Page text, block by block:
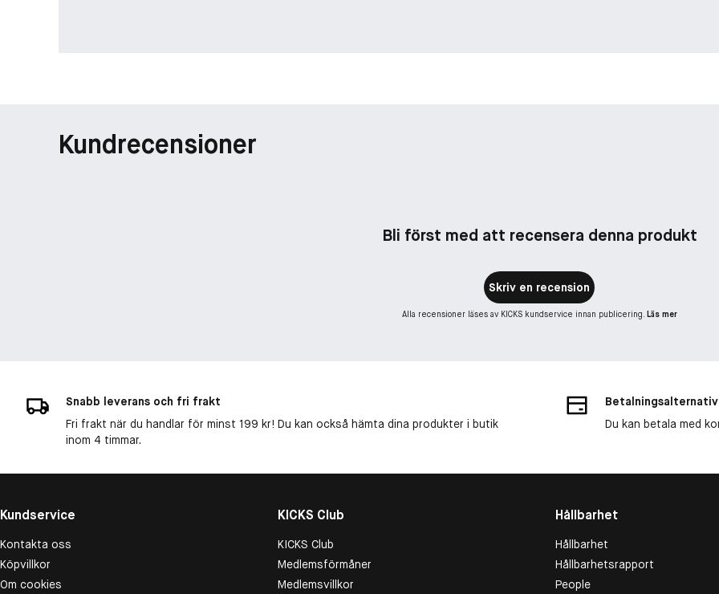
Kundrecensioner
Bli först med att recensera denna produkt
Skriv en recension
Alla recensioner läses av KICKS kundservice innan publicering. Läs mer
Snabb leverans och fri frakt
Fri frakt när du handlar för minst 199 kr! Du kan också hämta dina produkter i butik
inom 4 timmar.
Betalningsalternativ
Du kan betala med
Kundservice
Kontakta oss
Köpvillkor
Om cookies
KICKS Club
KICKS Club
Medlemsförmåner
Medlemsvillkor
Hållbarhet
Hållbarhet
Hållbarhetsrapport
People